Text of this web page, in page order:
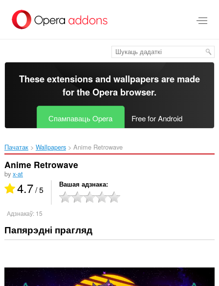
асноўнага
These extensions and wallpapers are made
for theOpera browser.
Спампаваць Opera Free for Android
Пачатак Wallpapers Anime Retrowave‎
Anime Retrowave
by x-at
4.7/ 5 Вашая адзнака
Адзнакаў: 15
Папярэдні прагляд